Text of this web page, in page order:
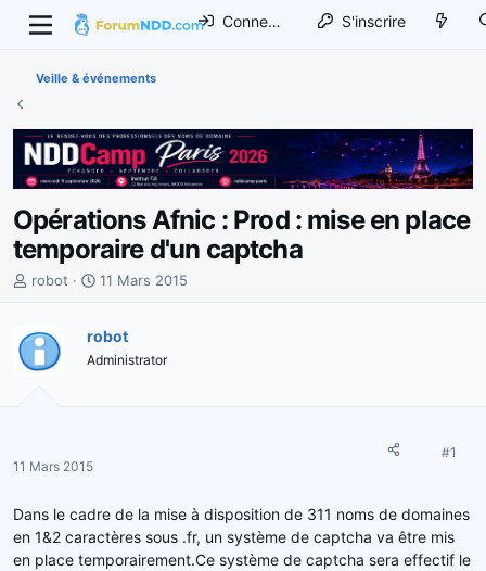
Connexion S'inscrire
Veille & événements
Opérations Afnic : Prod : mise en place
temporaire d'un captcha
I
t
i
r
e
a
robot
D
e
d
11 Mars 2015
robot
Administrator
11 Mars 2015
#1
Dans le cadre de la mise à disposition de 311 noms de domaines
en 1&2 caractères sous .fr, un système de captcha va être mis
en place temporairement.Ce système de captcha sera effectif le